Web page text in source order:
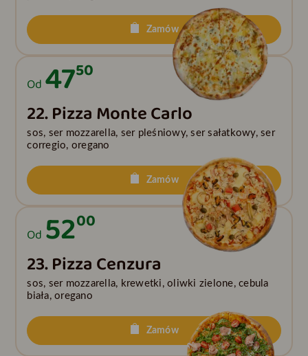
Zamów
Od 4750
22. Pizza Monte Carlo
sos, ser mozzarella, ser pleśniowy, ser sałatkowy, ser
corregio, oregano
Zamów
Od 5200
23. Pizza Cenzura
sos, ser mozzarella, krewetki, oliwki zielone, cebula
biała, oregano
Zamów